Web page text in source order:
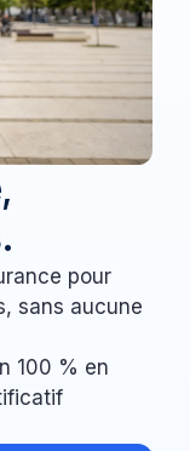
pour
sans aucune
100 % en